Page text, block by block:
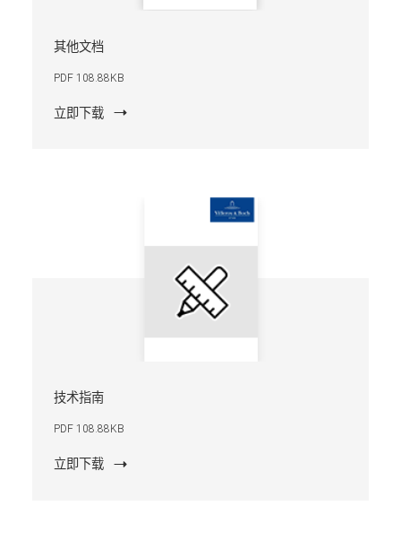
其他文档
PDF 108.88KB
立即下载
技术指南
PDF 108.88KB
立即下载